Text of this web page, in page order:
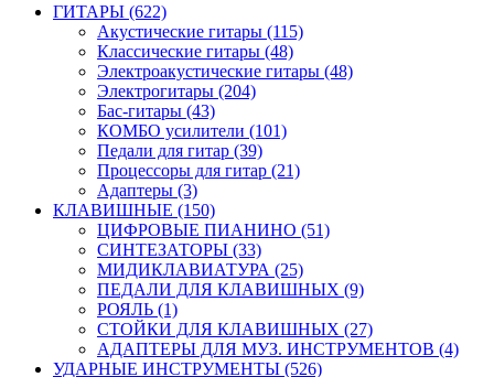
ГИТАРЫ (622)
Акустические гитары (115)
Классические гитары (48)
Электроакустические гитары (48)
Электрогитары (204)
Бас-гитары (43)
КОМБО усилители (101)
Педали для гитар (39)
Процессоры для гитар (21)
Адаптеры (3)
КЛАВИШНЫЕ (150)
ЦИФРОВЫЕ ПИАНИНО (51)
СИНТЕЗАТОРЫ (33)
МИДИКЛАВИАТУРА (25)
ПЕДАЛИ ДЛЯ КЛАВИШНЫХ (9)
РОЯЛЬ (1)
СТОЙКИ ДЛЯ КЛАВИШНЫХ (27)
АДАПТЕРЫ ДЛЯ МУЗ. ИНСТРУМЕНТОВ (4)
УДАРНЫЕ ИНСТРУМЕНТЫ (526)